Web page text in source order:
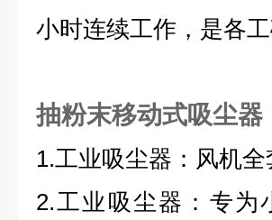
小时连续工作，是各
抽粉末移动式吸尘器
1.工业吸尘器：风机
2.工业吸尘器：专为